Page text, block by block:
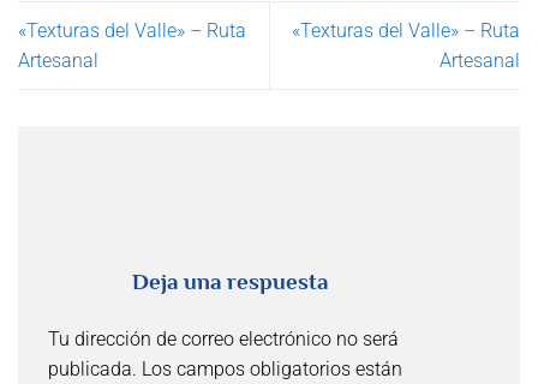
«Texturas del Valle» – Ruta
Artesanal
«Texturas del Valle» – Ruta
Artesanal
Deja una respuesta
Tu dirección de correo electrónico no será
publicada. Los campos obligatorios están